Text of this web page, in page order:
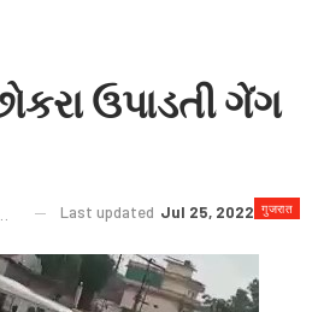
ઉપાડતી ગેંગ
गुजरात
Last updated Jul 25, 2022